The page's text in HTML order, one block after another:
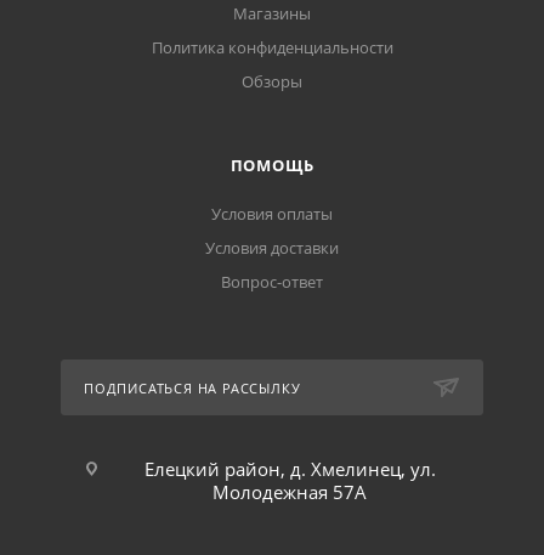
Магазины
Политика конфиденциальности
Обзоры
ПОМОЩЬ
Условия оплаты
Условия доставки
Вопрос-ответ
ПОДПИСАТЬСЯ НА РАССЫЛКУ
Елецкий район, д. Хмелинец, ул.
Молодежная 57А